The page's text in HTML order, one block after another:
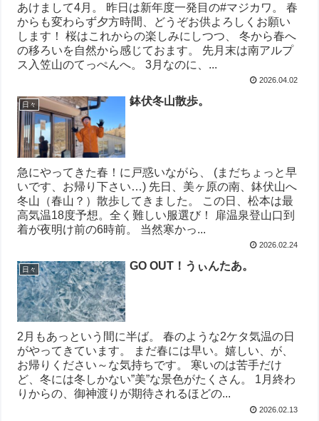
あけまして4月。 昨日は新年度一発目の#マジカワ。 春
からも変わらず夕方時間、どうぞお供よろしくお願い
します！ 桜はこれからの楽しみにしつつ、 冬から春へ
の移ろいを自然から感じておます。 先月末は南アルプ
ス入笠山のてっぺんへ。 3月なのに、...
2026.04.02
日々 鉢伏冬山散歩。
急にやってきた春！に戸惑いながら、 (まだちょっと早
いです、お帰り下さい…) 先日、美ヶ原の南、鉢伏山へ
冬山（春山？）散歩してきました。 この日、松本は最
高気温18度予想。全く難しい服選び！ 扉温泉登山口到
着が夜明け前の6時前。 当然寒かっ...
2026.02.24
日々 GO OUT！うぃんたあ。
2月もあっという間に半ば。 春のような2ケタ気温の日
がやってきています。 まだ春には早い。嬉しい、が、
お帰りください～な気持ちです。 寒いのは苦手だけ
ど、冬には冬しかない”美”な景色がたくさん。 1月終わ
りからの、御神渡りが期待されるほどの...
2026.02.13